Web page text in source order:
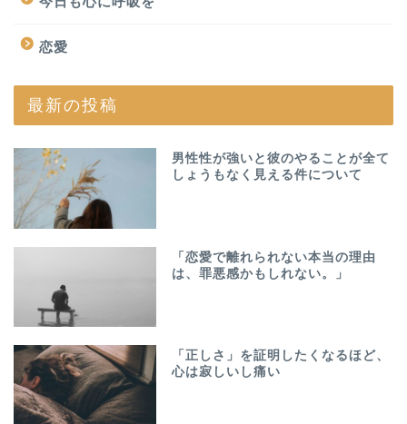
恋愛
最新の投稿
男性性が強いと彼のやることが全て
しょうもなく見える件について
「恋愛で離れられない本当の理由
は、罪悪感かもしれない。」
「正しさ」を証明したくなるほど、
心は寂しいし痛い